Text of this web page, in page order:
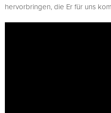
hervorbringen, die Er für uns